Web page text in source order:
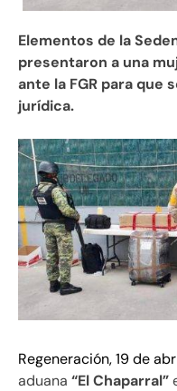
Elementos de la
presentaron a una
ante la FGR para que
jurídica.
Regeneración, 19 de
aduana “El Chaparral”